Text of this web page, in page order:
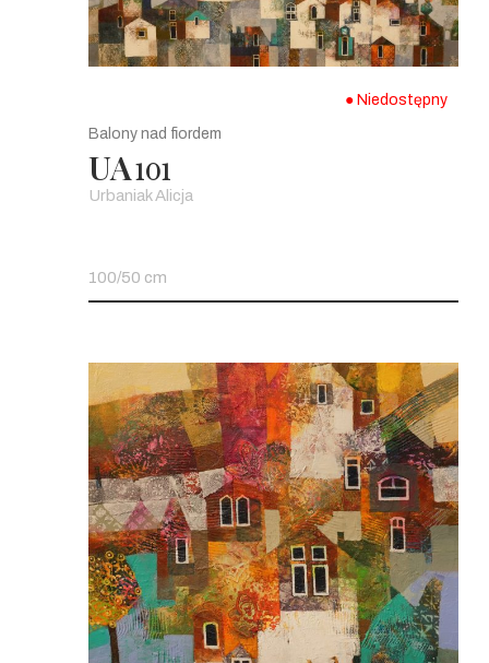
● Niedostępny
Balony nad fiordem
UA101
Urbaniak Alicja
100/50 cm